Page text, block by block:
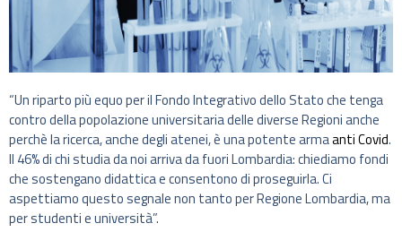
“Un riparto più equo per il Fondo Integrativo dello Stato che tenga
contro della popolazione universitaria delle diverse Regioni anche
perchè la ricerca, anche degli atenei, è una potente armaanti Covid.
Il 46% di chi studia da noi arriva da fuori Lombardia: chiediamo fondi
che sostengano didattica e consentono di proseguirla. Ci
aspettiamo questo segnale non tanto per Regione Lombardia, ma
per studenti e università”.